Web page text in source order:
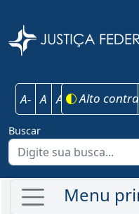
A- A A+ Alto
Buscar